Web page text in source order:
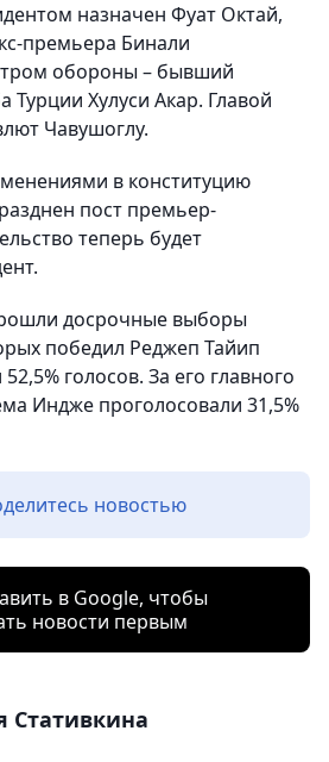
назначен Фуат Октай,
премьера Бинали
обороны – бывший
Турции Хулуси Акар. Главой
Чавушоглу.
в конституцию
пост премьер-
теперь будет
досрочные выборы
победил Реджеп Тайип
голосов. За его главного
Индже проголосовали 31,5%
новостью
в Google, чтобы
новости первым
Стативкина